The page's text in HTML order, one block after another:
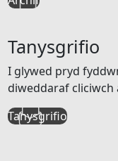
Tanysgrifio
I glywed pryd
diweddaraf cliciwch
Tanysgrifio